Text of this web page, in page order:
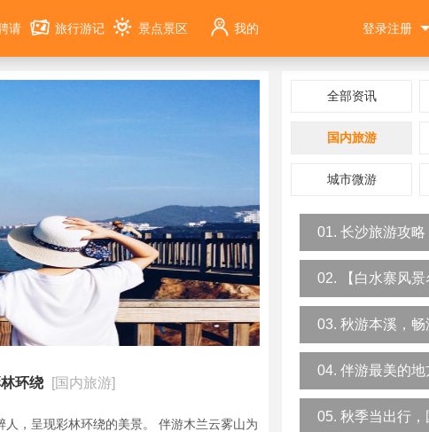
请 旅行游记 景点景区 我的 登录注册
环绕 [国内旅游]
，呈现彩林环绕的美景。 伴游木兰云雾山为
全部资讯
国内旅游
城市微游